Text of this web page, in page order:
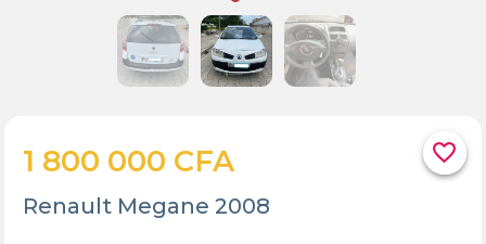
favorite_border
1 800 000 CFA
Renault Megane 2008